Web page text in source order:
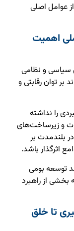
عوامل اصلی
اهمیت
سیاسی و نظامی
بر توان رقابتی و
را نداشته
و زیرساخت‌های
بلندمدت بر
اثرگذار باشد.
توسعه بومی
از راهبرد
تا خلق